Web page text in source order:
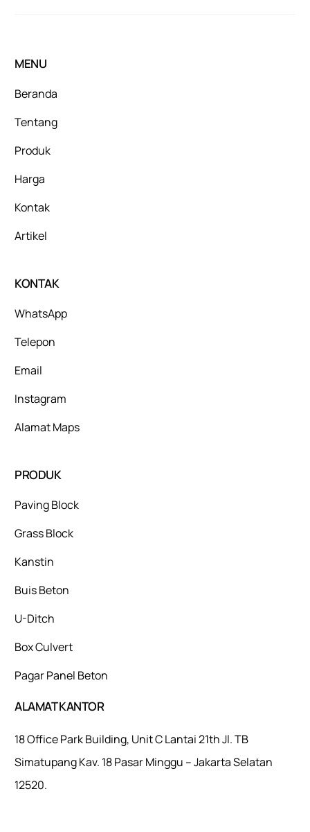
MENU
Beranda
Tentang
Produk
Harga
Kontak
Artikel
KONTAK
WhatsApp
Telepon
Email
Instagram
Alamat Maps
PRODUK
Paving Block
Grass Block
Kanstin
Buis Beton
U-Ditch
Box Culvert
Pagar Panel Beton
ALAMAT KANTOR
18 Office Park Building, Unit C Lantai 21th Jl. TB
Simatupang Kav. 18 Pasar Minggu – Jakarta Selatan
12520.